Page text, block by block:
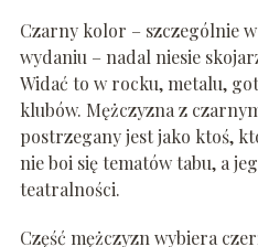
Czarny kolor – szczególnie w
wydaniu – nadal niesie
Widać to w rocku, metalu,
klubów. Mężczyzna z
postrzegany jest jako ktoś,
nie boi się tematów tabu, a
teatralności.
Część mężczyzn wybiera